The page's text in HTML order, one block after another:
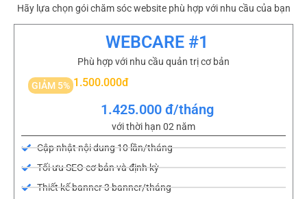
Hãy lựa chọn gói chăm sóc website phù hợp với nhu cầu của bạn
WEBCARE #1
Phù hợp với nhu cầu quản trị cơ bản
GIẢM 5% 1.500.000đ
1.425.000 đ/tháng
với thời hạn 02 năm
Cập nhật nội dung 10 lần/tháng
Tối ưu SEO cơ bản và định kỳ
Thiết kế banner 3 banner/tháng